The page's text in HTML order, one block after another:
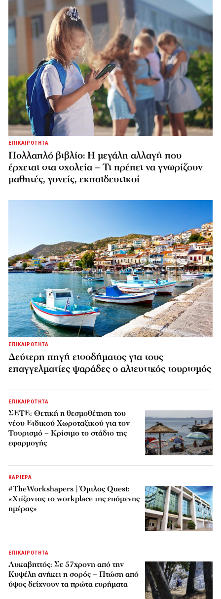
ΕΠΙΚΑΙΡΟΤΗΤΑ
Πολλαπλό βιβλίο: Η μεγάλη αλλαγή που
έρχεται στα σχολεία – Τι πρέπει να γνωρίζουν
μαθητές, γονείς, εκπαιδευτικοί
ΕΠΙΚΑΙΡΟΤΗΤΑ
Δεύτερη πηγή εισοδήματος για τους
επαγγελματίες ψαράδες ο αλιευτικός τουρισμός
ΕΠΙΚΑΙΡΟΤΗΤΑ
ΣΕΤΕ: Θετική η θεσμοθέτηση του
νέου Ειδικού Χωροταξικού για τον
Τουρισμό – Κρίσιμο το στάδιο της
εφαρμογής
ΚΑΡΙΕΡΑ
#TheWorkshapers | Όμιλος Quest:
«Χτίζοντας το workplace της επόμενης
ημέρας»
ΕΠΙΚΑΙΡΟΤΗΤΑ
Λυκαβηττός: Σε 57χρονη από την
Κυψέλη ανήκει η σορός – Πτώση από
ύψος δείχνουν τα πρώτα ευρήματα